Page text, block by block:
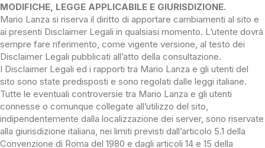
MODIFICHE, LEGGE APPLICABILE E GIURISDIZIONE.
Mario Lanza si riserva il diritto di apportare cambiamenti al sito e
ai presenti Disclaimer Legali in qualsiasi momento. L’utente dovrà
sempre fare riferimento, come vigente versione, al testo dei
Disclaimer Legali pubblicati all’atto della consultazione.
I Disclaimer Legali ed i rapporti tra Mario Lanza e gli utenti del
sito sono state predisposti e sono regolati dalle leggi italiane.
Tutte le eventuali controversie tra Mario Lanza e gli utenti
connesse o comunque collegate all’utilizzo del sito,
indipendentemente dalla localizzazione dei server, sono riservate
alla giurisdizione italiana, nei limiti previsti dall’articolo 5.1 della
Convenzione di Roma del 1980 e dagli articoli 14 e 15 della